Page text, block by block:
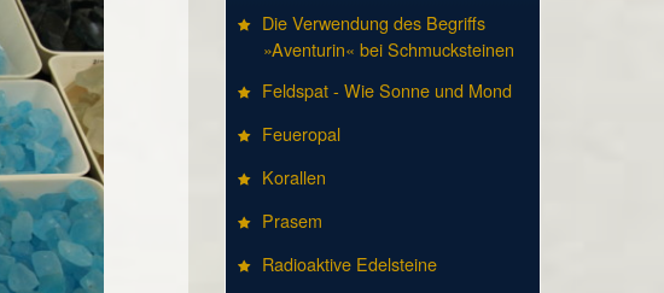
Die Verwendung des Begriffs
»Aventurin« bei Schmucksteinen
Feldspat - Wie Sonne und Mond
Feueropal
Korallen
Prasem
Radioaktive Edelsteine